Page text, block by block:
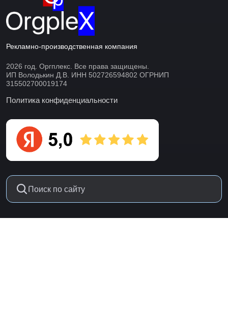
Рекламно-производственная компания
2026 год. Оргплекс. Все права защищены.
ИП Володькин Д.В. ИНН 502726594802 ОГРНИП
315502700019174
Политика конфиденциальности